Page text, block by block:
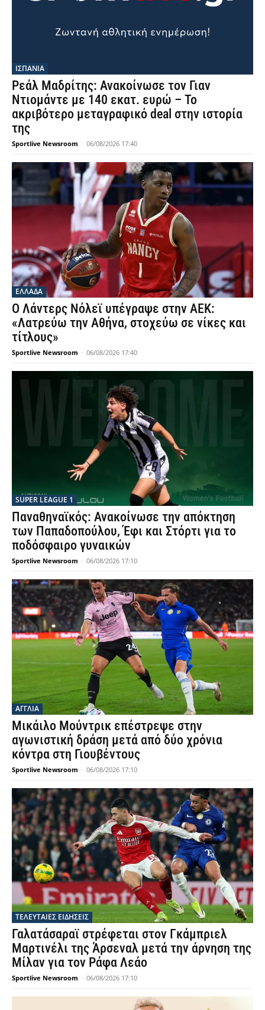
ΙΣΠΑΝΙΑ
Ρεάλ Μαδρίτης: Ανακοίνωσε τον Γιαν
Ντιομάντε με 140 εκατ. ευρώ – Το
ακριβότερο μεταγραφικό deal στην ιστορία
της
Sportlive Newsroom - 06/08/2026 17:40
ΕΛΛΑΔΑ
Ο Λάντερς Νόλεϊ υπέγραψε στην ΑΕΚ:
«Λατρεύω την Αθήνα, στοχεύω σε νίκες και
τίτλους»
Sportlive Newsroom - 06/08/2026 17:40
SUPER LEAGUE 1
Παναθηναϊκός: Ανακοίνωσε την απόκτηση
των Παπαδοπούλου, Έφι και Στόρτι για το
ποδόσφαιρο γυναικών
Sportlive Newsroom - 06/08/2026 17:10
ΑΓΓΛΙΑ
Μικάιλο Μούντρικ επέστρεψε στην
αγωνιστική δράση μετά από δύο χρόνια
κόντρα στη Γιουβέντους
Sportlive Newsroom - 06/08/2026 17:10
ΤΕΛΕΥΤΑΙΕΣ ΕΙΔΗΣΕΙΣ
Γαλατάσαραϊ στρέφεται στον Γκάμπριελ
Μαρτινέλι της Άρσεναλ μετά την άρνηση της
Μίλαν για τον Ράφα Λεάο
Sportlive Newsroom - 06/08/2026 17:10